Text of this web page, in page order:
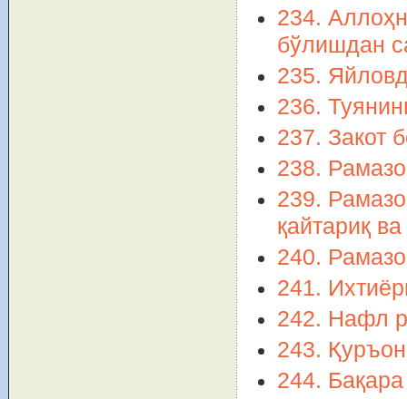
234.
бўлишдан
235.
236.
237. Закот
238.
239.
қайтариқ
240.
241.
242. Нафл
243.
244.